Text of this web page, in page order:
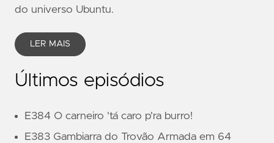
do universo Ubuntu.
LER MAIS
Últimos episódios
E384 O carneiro 'tá caro p'ra burro!
E383 Gambiarra do Trovão Armada em 64